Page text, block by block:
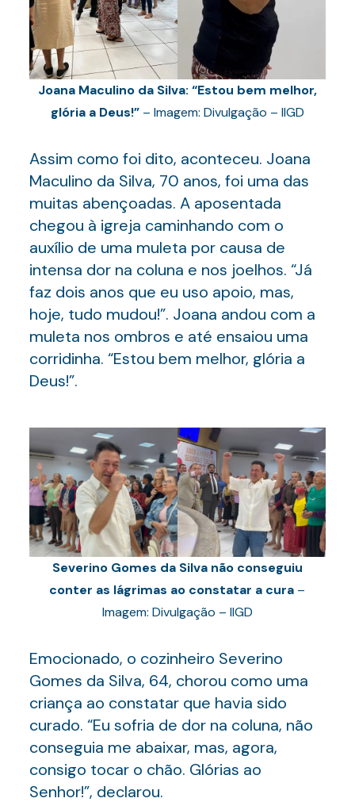
Joana Maculino da Silva: “Estou bem melhor,
glória a Deus!”– Imagem: Divulgação – IIGD
Assim como foi dito, aconteceu. Joana
Maculino da Silva, 70 anos, foi uma das
muitas abençoadas. A aposentada
chegou à igreja caminhando com o
auxílio de uma muleta por causa de
intensa dor na coluna e nos joelhos. “Já
faz dois anos que eu uso apoio, mas,
hoje, tudo mudou!”. Joana andou com a
muleta nos ombros e até ensaiou uma
corridinha. “Estou bem melhor, glória a
Deus!”.
Severino Gomes da Silva não conseguiu
conter as lágrimas ao constatar a cura –
Imagem: Divulgação – IIGD
Emocionado, o cozinheiro Severino
Gomes da Silva, 64, chorou como uma
criança ao constatar que havia sido
curado. “Eu sofria de dor na coluna, não
conseguia me abaixar, mas, agora,
consigo tocar o chão. Glórias ao
Senhor!”, declarou.